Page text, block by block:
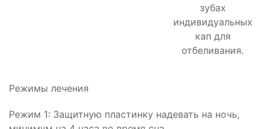
зубах
индивидуальных
кап для
отбеливания.
Режимы лечения
Режим 1: Защитную пластинку надевать на ночь,